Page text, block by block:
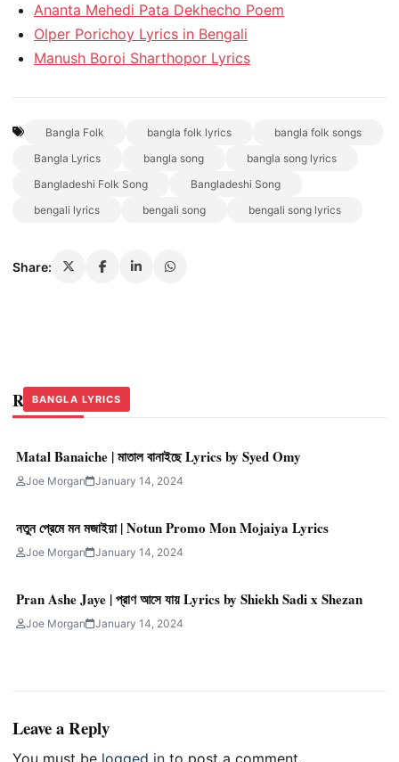
Ananta Mehedi Pata Dekhecho Poem
Olper Porichoy Lyrics in Bengali
Manush Boroi Sharthopor Lyrics
Bangla Folk bangla folk lyrics
bangla folk songs
Bangla Lyrics
bangla song
bangla song lyrics
Bangladeshi Folk Song
Bangladeshi Song
bengali lyrics
bengali song bengali song lyrics
Share:
Related Stories
BANGLA LYRICS
Matal Banaiche | মাতাল বানাইছে Lyrics by Syed Omy
Joe Morgan January 14, 2024
BANGLA LYRICS
নতুন প্রেমে মন মজাইয়া | Notun Promo Mon Mojaiya Lyrics
Joe Morgan January 14, 2024
BANGLA LYRICS
Pran Ashe Jaye | প্রাণ আসে যায় Lyrics by Shiekh Sadi x Shezan
Joe Morgan January 14, 2024
Leave a Reply
You must be logged in to post a comment.